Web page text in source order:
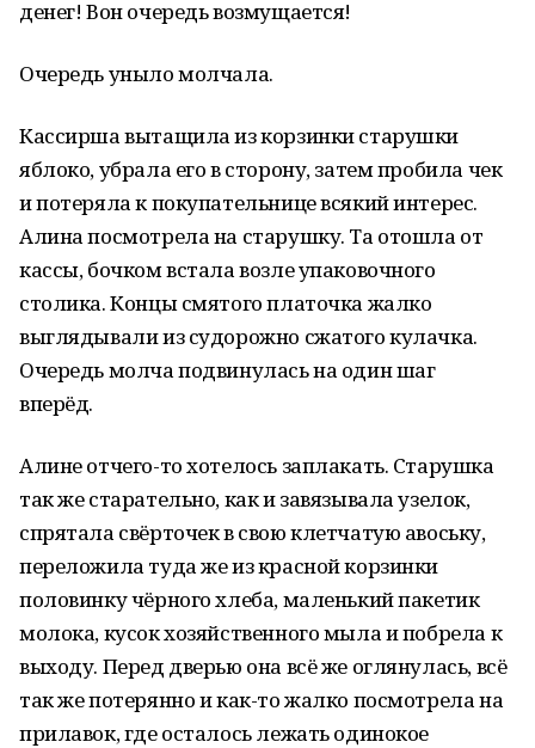
денег! Вон очередь возмущается!
Очередь уныло молчала.
Кассирша вытащила из корзинки старушки
яблоко, убрала его в сторону, затем пробила чек
и потеряла к покупательнице всякий интерес.
Алина посмотрела на старушку. Та отошла от
кассы, бочком встала возле упаковочного
столика. Концы смятого платочка жалко
выглядывали из судорожно сжатого кулачка.
Очередь молча подвинулась на один шаг
вперёд.
Алине отчего-то хотелось заплакать. Старушка
так же старательно, как и завязывала узелок,
спрятала свёрточек в свою клетчатую авоську,
переложила туда же из красной корзинки
половинку чёрного хлеба, маленький пакетик
молока, кусок хозяйственного мыла и побрела к
выходу. Перед дверью она всё же оглянулась, всё
так же потерянно и как-то жалко посмотрела на
прилавок, где осталось лежать одинокое